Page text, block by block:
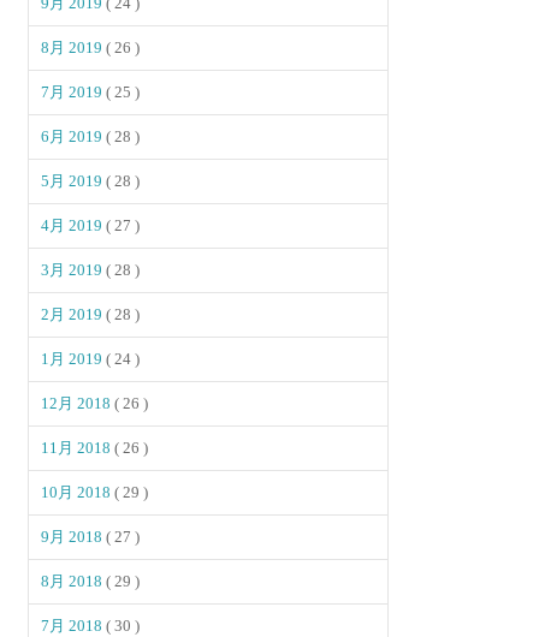
8月 2019( 26 )
7月 2019( 25 )
6月 2019( 28 )
5月 2019( 28 )
4月 2019( 27 )
3月 2019( 28 )
2月 2019( 28 )
1月 2019( 24 )
12月 2018( 26 )
11月 2018( 26 )
10月 2018( 29 )
9月 2018( 27 )
8月 2018( 29 )
7月 2018( 30 )